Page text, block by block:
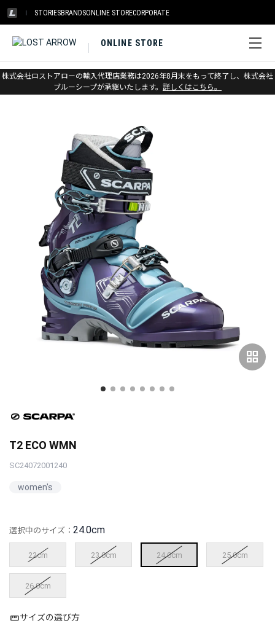
STORIESBRANDSONLINE STORECORPORATE
ONLINE STORE
株式会社ロストアローの輸入代理店業務は2026年8月末をもって終了し、株式会社
ブルーシープが承継いたします。 詳しくはこちら。
ホーム > スカルパ > スキー > テレマーク
grid_view
T2 ECO WMN
SC24072001240
women's
選択中のサイズ： 24.0cm
22cm 23.0cm 24.0cm 25.0cm
26.0cm
サイズの選び方